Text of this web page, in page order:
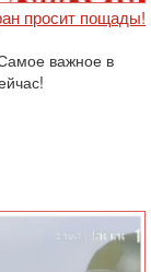
просит пощады!
важное в